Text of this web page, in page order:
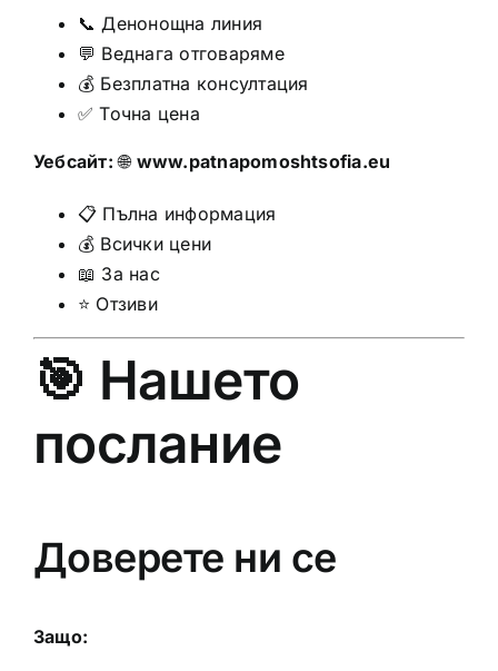
📞 Денонощна линия
💬 Веднага отговаряме
💰 Безплатна консултация
✅ Точна цена
Уебсайт: 🌐 www.patnapomoshtsofia.eu
📋 Пълна информация
💰 Всички цени
📖 За нас
⭐ Отзиви
🎯 Нашето
послание
Доверете ни се
Защо: